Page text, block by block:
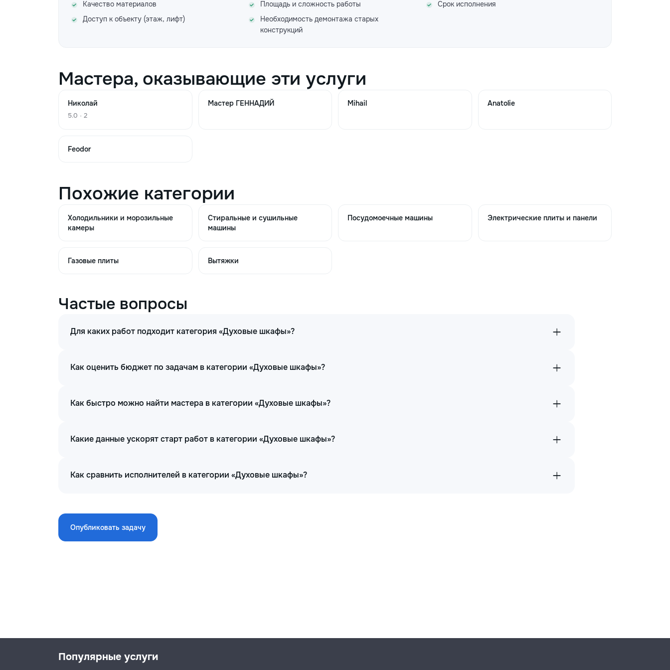
Качество материалов Площадь и сложность работы
Срок исполнения
Доступ к объекту (этаж, лифт)
Необходимость демонтажа старых
конструкций
Мастера, оказывающие эти услуги
Николай
5.0 · 2
Мастер ГЕННАДИЙ Mihail Anatolie
Feodor
Похожие категории
Холодильники и морозильные
камеры
Стиральные и сушильные
машины
Посудомоечные машины Электрические плиты и панели
Газовые плиты Вытяжки
Частые вопросы
Для каких работ подходит категория «Духовые шкафы»?
Как оценить бюджет по задачам в категории «Духовые шкафы»?
Как быстро можно найти мастера в категории «Духовые шкафы»?
Какие данные ускорят старт работ в категории «Духовые шкафы»?
Как сравнить исполнителей в категории «Духовые шкафы»?
Опубликовать задачу
Популярные услуги